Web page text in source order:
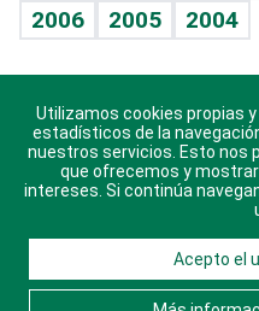
Sin complejos
En pocas palabras
Escuchando al corazón
Economía Personal
2006
2005 2004
Descarga nuestras
© 2021 Diario Libre,
Consulta elAviso
Utilizamos cookies propias
estadísticos de la
nuestros servicios. Esto nos
que ofrecemos y
intereses. Si continúa
Acepto el